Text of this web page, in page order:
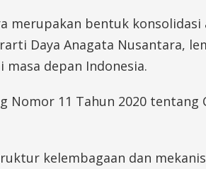
merupakan bentuk
Daya Anagata Nusantara,
depan Indonesia.
Nomor 11 Tahun 2020
kelembagaan dan